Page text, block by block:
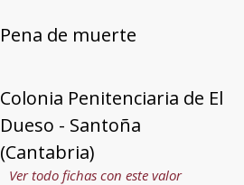
Pena de muerte
Colonia Penitenciaria de El
Dueso - Santoña
(Cantabria)
Ver todo fichas con este valor